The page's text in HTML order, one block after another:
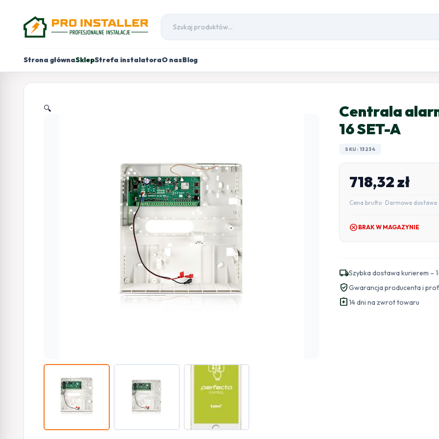
Strona głównaSklepStrefa instalatoraO nasBlog
🔍
Centrala
16 SET-A
SKU: 13234
718,32zł
Cena brutto · Darmowa dostawa
cancel BRAK W MAGAZYNIE
local_shippingSzybka dostawa kurierem –
verified_userGwarancja producenta i
assignment_return14 dni na zwrot towaru